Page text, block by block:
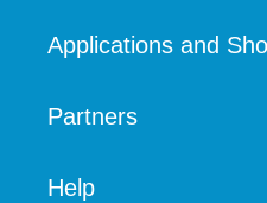
Applications and
Partners
Help